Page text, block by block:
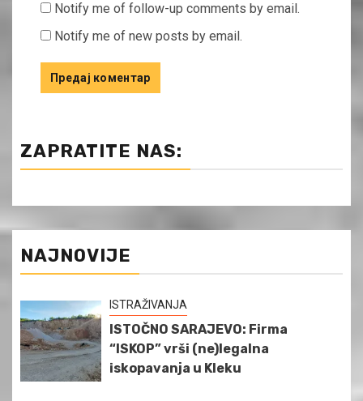
Notify me of follow-up comments by email.
Notify me of new posts by email.
ZAPRATITE NAS:
NAJNOVIJE
ISTRAŽIVANJA
ISTOČNO SARAJEVO: Firma
“ISKOP” vrši (ne)legalna
iskopavanja u Kleku